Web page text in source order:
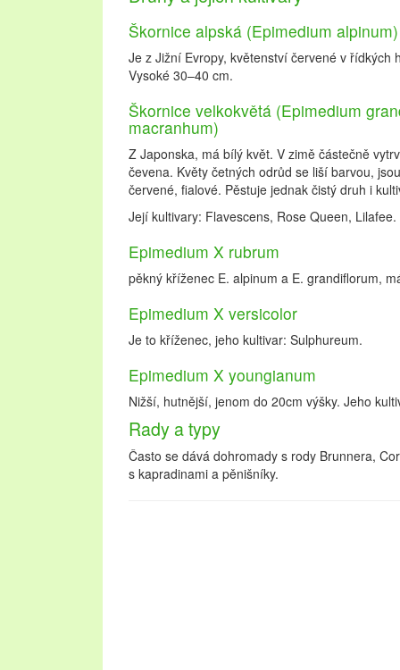
Škornice alpská (Epimedium alpinum)
Je z Jižní Evropy, květenství červené v řídkých
Vysoké 30–40 cm.
Škornice velkokvětá (Epimedium
macranhum)
Z Japonska, má bílý květ. V zimě částečně
čevena. Květy četných odrůd se liší barvou,
červené, fialové. Pěstuje jednak čistý druh i
Její kultivary: Flavescens, Rose Queen, Lilafee.
Epimedium X rubrum
pěkný kříženec E. alpinum a E. grandiflorum,
Epimedium X versicolor
Je to kříženec, jeho kultivar: Sulphureum.
Epimedium X youngianum
Nižší, hutnější, jenom do 20cm výšky. Jeho
Rady a typy
Často se dává dohromady s rody Brunnera,
s kapradinami a pěnišníky.